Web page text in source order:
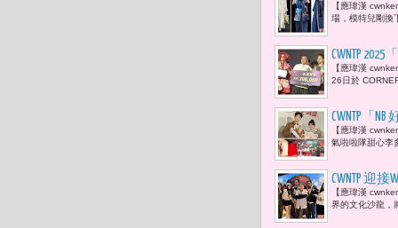
邀約臺灣設
【應瑋漢
場，模特兒剛換
CWNTP
之作〈擬
【應瑋漢
26日於
CWNTP「
【應瑋漢
氣啦啦隊甜心李
CWNTP 迎
YouTuber
【應瑋漢
界的文化沙龍，